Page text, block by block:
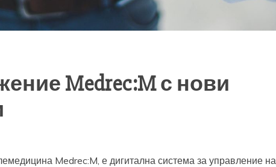
Medrec:M с нови
Medrec:M, е дигитална система за управление на